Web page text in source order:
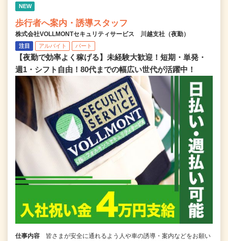
NEW
歩行者へ案内・誘導スタッフ
株式会社VOLLMONTセキュリティサービス 川越支社（夜勤）
注目 アルバイト パート
【夜勤で効率よく稼げる】未経験大歓迎！短期・単発・
週1・シフト自由！80代までの幅広い世代が活躍中！
仕事内容
皆さまが安全に通れるよう人や車の誘導・案内などをお願い